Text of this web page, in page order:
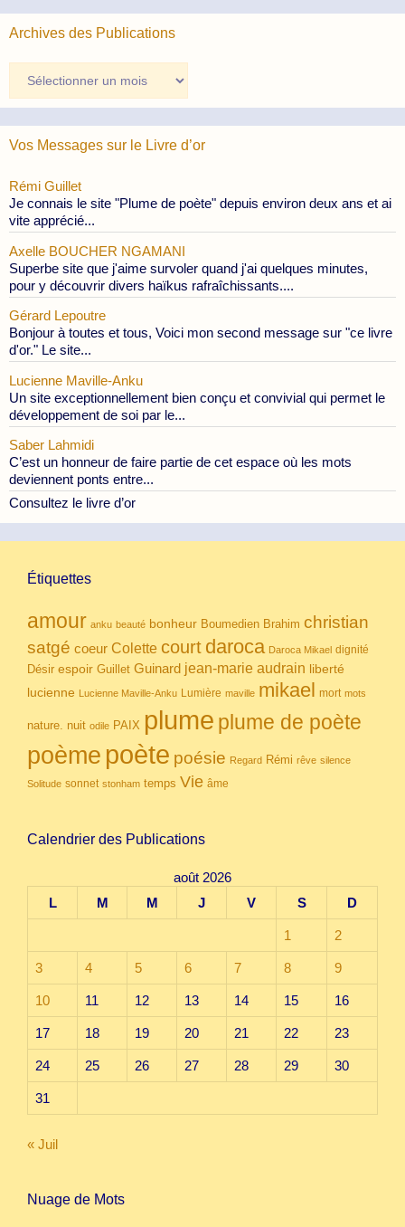
Archives des Publications
des
Publications
Vos Messages sur le Livre d’or
Rémi Guillet
Je connais le site "Plume de poète" depuis environ deux ans et ai
vite apprécié...
Axelle BOUCHER NGAMANI
Superbe site que j'aime survoler quand j'ai quelques minutes,
pour y découvrir divers haïkus rafraîchissants....
Gérard Lepoutre
Bonjour à toutes et tous, Voici mon second message sur "ce livre
d'or." Le site...
Lucienne Maville-Anku
Un site exceptionnellement bien conçu et convivial qui permet le
développement de soi par le...
Saber Lahmidi
C’est un honneur de faire partie de cet espace où les mots
deviennent ponts entre...
Consultez le livre d’or
Étiquettes
amour anku beauté bonheur Boumedien Brahim christian
satgé coeur Colette court daroca Daroca Mikael dignité
Désir espoir Guillet Guinard jean-marie audrain liberté
lucienne Lucienne Maville-Anku Lumière maville mikael mort mots
nature. nuit odile PAIX plume plume de poète
poème poète poésie Regard Rémi rêve silence
Solitude sonnet stonham temps Vie âme
Calendrier des Publications
août 2026
L
M M J V S D
1 2
3 4 5 6 7 8 9
10 11 12 13 14 15 16
17 18 19 20 21 22 23
24 25 26 27 28 29 30
31
« Juil
Nuage de Mots